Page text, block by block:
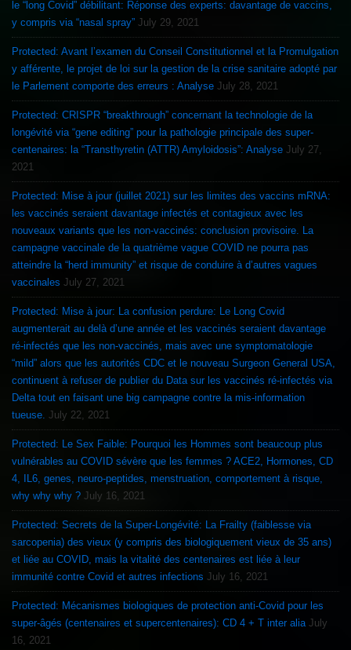
le “long Covid” débilitant: Réponse des experts: davantage de vaccins,
y compris via “nasal spray” July 29, 2021
Protected: Avant l’examen du Conseil Constitutionnel et la Promulgation
y afférente, le projet de loi sur la gestion de la crise sanitaire adopté par
le Parlement comporte des erreurs : Analyse July 28, 2021
Protected: CRISPR “breakthrough” concernant la technologie de la
longévité via “gene editing” pour la pathologie principale des super-
centenaires: la “Transthyretin (ATTR) Amyloidosis”: Analyse July 27,
2021
Protected: Mise à jour (juillet 2021) sur les limites des vaccins mRNA:
les vaccinés seraient davantage infectés et contagieux avec les
nouveaux variants que les non-vaccinés: conclusion provisoire. La
campagne vaccinale de la quatrième vague COVID ne pourra pas
atteindre la “herd immunity” et risque de conduire à d’autres vagues
vaccinales July 27, 2021
Protected: Mise à jour: La confusion perdure: Le Long Covid
augmenterait au delà d’une année et les vaccinés seraient davantage
ré-infectés que les non-vaccinés, mais avec une symptomatologie
“mild” alors que les autorités CDC et le nouveau Surgeon General USA,
continuent à refuser de publier du Data sur les vaccinés ré-infectés via
Delta tout en faisant une big campagne contre la mis-information
tueuse. July 22, 2021
Protected: Le Sex Faible: Pourquoi les Hommes sont beaucoup plus
vulnérables au COVID sévère que les femmes ? ACE2, Hormones, CD
4, IL6, genes, neuro-peptides, menstruation, comportement à risque,
why why why ? July 16, 2021
Protected: Secrets de la Super-Longévité: La Frailty (faiblesse via
sarcopenia) des vieux (y compris des biologiquement vieux de 35 ans)
et liée au COVID, mais la vitalité des centenaires est liée à leur
immunité contre Covid et autres infections July 16, 2021
Protected: Mécanismes biologiques de protection anti-Covid pour les
super-âgés (centenaires et supercentenaires): CD 4 + T inter alia July
16, 2021